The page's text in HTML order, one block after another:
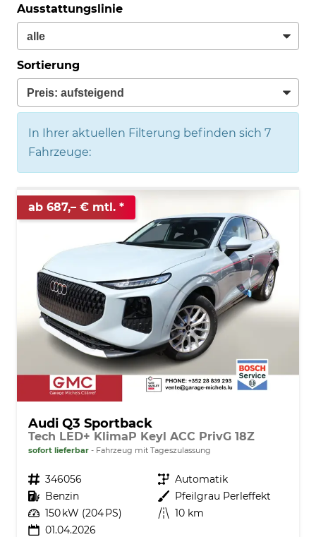
Ausstattungslinie
Sortierung
In Ihrer aktuellen Filterung befinden sich 7
Fahrzeuge:
ab 687,– € mtl.
Audi Q3 Sportback
Tech LED+ KlimaP Keyl ACC PrivG 18Z
sofort lieferbar Fahrzeug mit Tageszulassung
Fahrzeugnr. 346056 Getriebe Automatik
Kraftstoff Benzin Außenfarbe Pfeilgrau Perleffekt
Leistung 150 kW (204 PS) Kilometerstand 10 km
01.04.2026